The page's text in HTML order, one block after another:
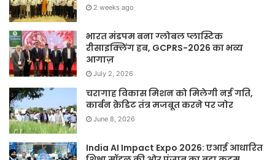
2 weeks ago
भारत मंडपम बना ग्लोबल प्लास्टिक
रीसाइक्लिंग हब, GCPRS-2026 का भव्य
आगाज़
July 2, 2026
चरागाह विकास मिशन को मिलेगी नई गति,
कार्बन क्रेडिट तंत्र मजबूत करने पर जोर
June 8, 2026
India AI Impact Expo 2026: एआई आधारित